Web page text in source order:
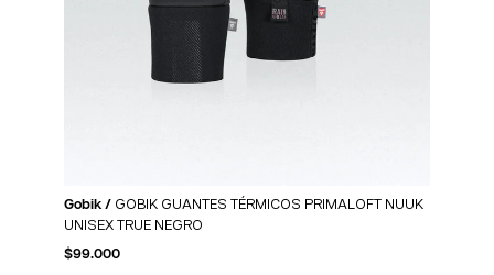
Gobik / GOBIK GUANTES TÉRMICOS PRIMALOFT NUUK
UNISEX TRUE NEGRO
$99.000